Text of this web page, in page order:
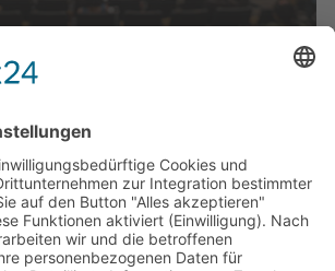
bietet vielfältige Videos,
und Informationen.
Forum für Medien, Bildung
- jederzeit und überall